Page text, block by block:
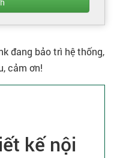
đang bảo trì hệ thống,
cảm ơn!
kế nội